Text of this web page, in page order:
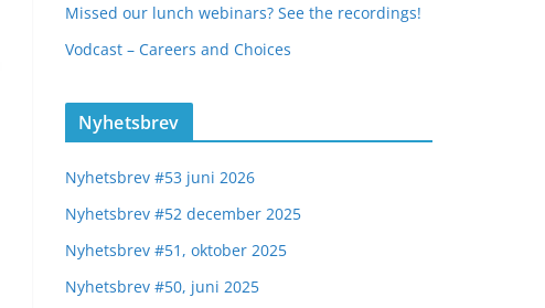
Missed our lunch webinars? See the recordings!
Vodcast – Careers and Choices
Nyhetsbrev
Nyhetsbrev #53 juni 2026
Nyhetsbrev #52 december 2025
Nyhetsbrev #51, oktober 2025
Nyhetsbrev #50, juni 2025